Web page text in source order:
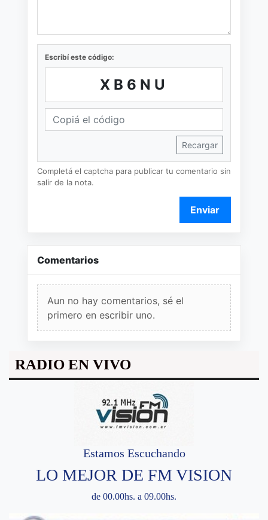
Escribí este código:
XB6NU
Recargar
Completá el captcha para publicar tu comentario sin
salir de la nota.
Enviar
Comentarios
Aun no hay comentarios, sé el
primero en escribir uno.
RADIO EN VIVO
Estamos Escuchando
LO MEJOR DE FM VISION
de 00.00hs. a 09.00hs.